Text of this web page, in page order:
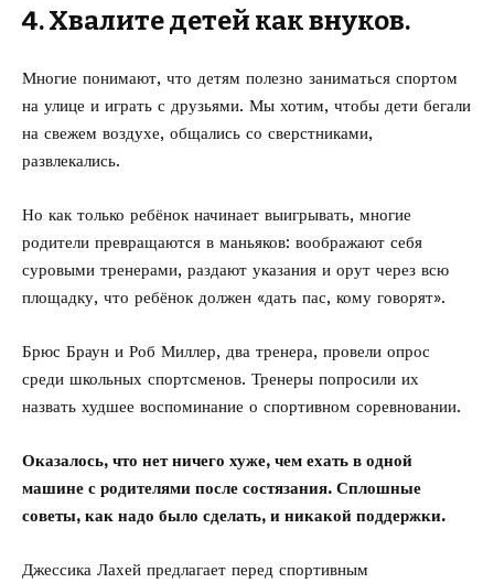
4. Хвалите детей как внуков.
Многие понимают, что детям полезно заниматься спортом
на улице и играть с друзьями. Мы хотим, чтобы дети бегали
на свежем воздухе, общались со сверстниками,
развлекались.
Но как только ребёнок начинает выигрывать, многие
родители превращаются в маньяков: воображают себя
суровыми тренерами, раздают указания и орут через всю
площадку, что ребёнок должен «дать пас, кому говорят».
Брюс Браун и Роб Миллер, два тренера, провели опрос
среди школьных спортсменов. Тренеры попросили их
назвать худшее воспоминание о спортивном соревновании.
Оказалось, что нет ничего хуже, чем ехать в одной
машине с родителями после состязания. Сплошные
советы, как надо было сделать, и никакой поддержки.
Джессика Лахей предлагает перед спортивным